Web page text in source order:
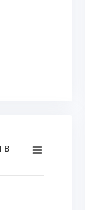
в динамике
поверок, шт..
в